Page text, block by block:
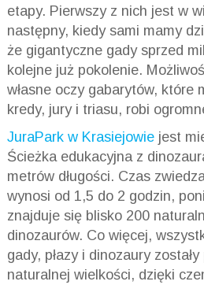
etapy. Pierwszy z nich jest w
następny, kiedy sami mamy
że gigantyczne gady sprzed
kolejne już pokolenie.
własne oczy gabarytów, które
kredy, jury i triasu, robi
JuraPark w Krasiejowiejest
Ścieżka edukacyjna z
metrów długości. Czas
wynosi od 1,5 do 2 godzin,
znajduje się blisko 200
dinozaurów. Co więcej,
gady, płazy i dinozaury
naturalnej wielkości, dzięki